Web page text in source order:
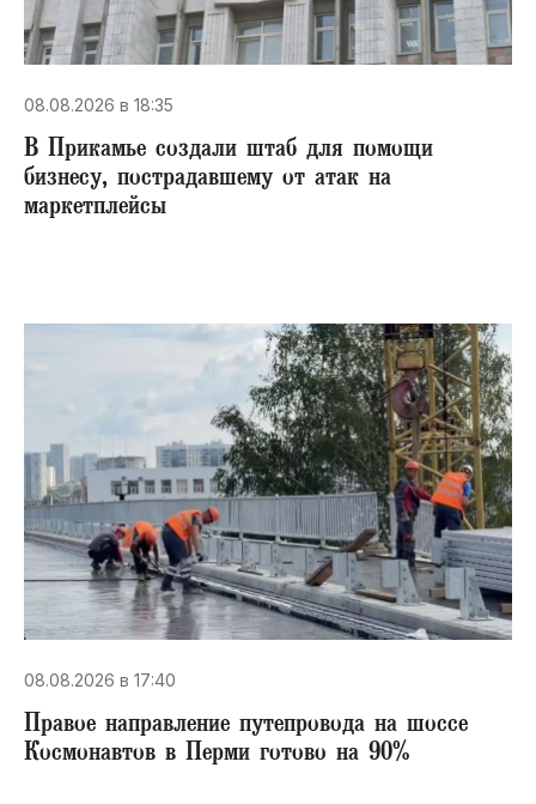
08.08.2026 в 18:35
В Прикамье создали штаб для помощи
бизнесу, пострадавшему от атак на
маркетплейсы
08.08.2026 в 17:40
Правое направление путепровода на шоссе
Космонавтов в Перми готово на 90%